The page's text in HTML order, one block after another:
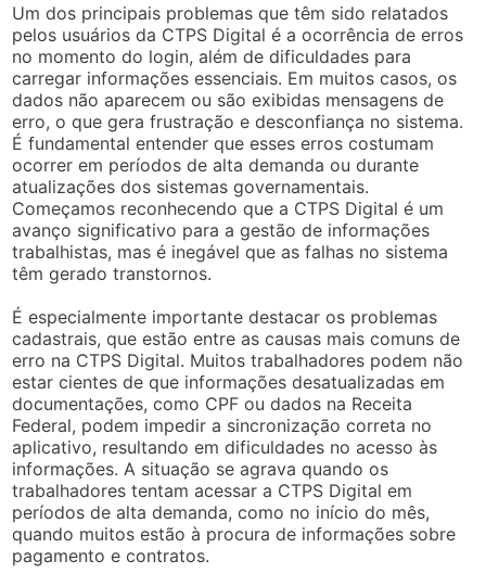
Um dos principais problemas que têm sido relatados
pelos usuários da CTPS Digital é a ocorrência de erros
no momento do login, além de dificuldades para
carregar informações essenciais. Em muitos casos, os
dados não aparecem ou são exibidas mensagens de
erro, o que gera frustração e desconfiança no sistema.
É fundamental entender que esses erros costumam
ocorrer em períodos de alta demanda ou durante
atualizações dos sistemas governamentais.
Começamos reconhecendo que a CTPS Digital é um
avanço significativo para a gestão de informações
trabalhistas, mas é inegável que as falhas no sistema
têm gerado transtornos.
É especialmente importante destacar os problemas
cadastrais, que estão entre as causas mais comuns de
erro na CTPS Digital. Muitos trabalhadores podem não
estar cientes de que informações desatualizadas em
documentações, como CPF ou dados na Receita
Federal, podem impedir a sincronização correta no
aplicativo, resultando em dificuldades no acesso às
informações. A situação se agrava quando os
trabalhadores tentam acessar a CTPS Digital em
períodos de alta demanda, como no início do mês,
quando muitos estão à procura de informações sobre
pagamento e contratos.